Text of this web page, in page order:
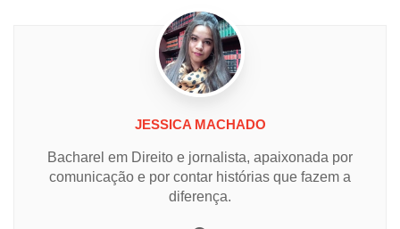
JESSICA MACHADO
Bacharel em Direito e jornalista, apaixonada por
comunicação e por contar histórias que fazem a
diferença.